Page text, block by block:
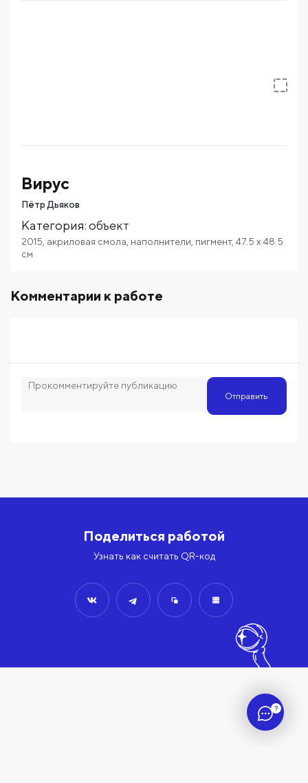
?
Вирус
Пётр Дьяков
Категория:объект
2015 акриловая смола наполнители пигмент, 47.5 x 48.5
см
Комментарии к работе
Отправить
Поделиться работой
Узнать как считать QR-код